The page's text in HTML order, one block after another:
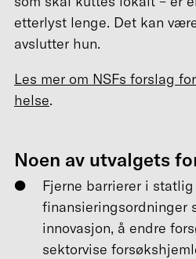
etterlyst lenge. Det kan
avslutter hun.
Les mer om NSFs forslag
helse.
Noen av utvalgets
Fjerne barrierer i statlig
finansieringsordninger
innovasjon, å endre
sektorvise